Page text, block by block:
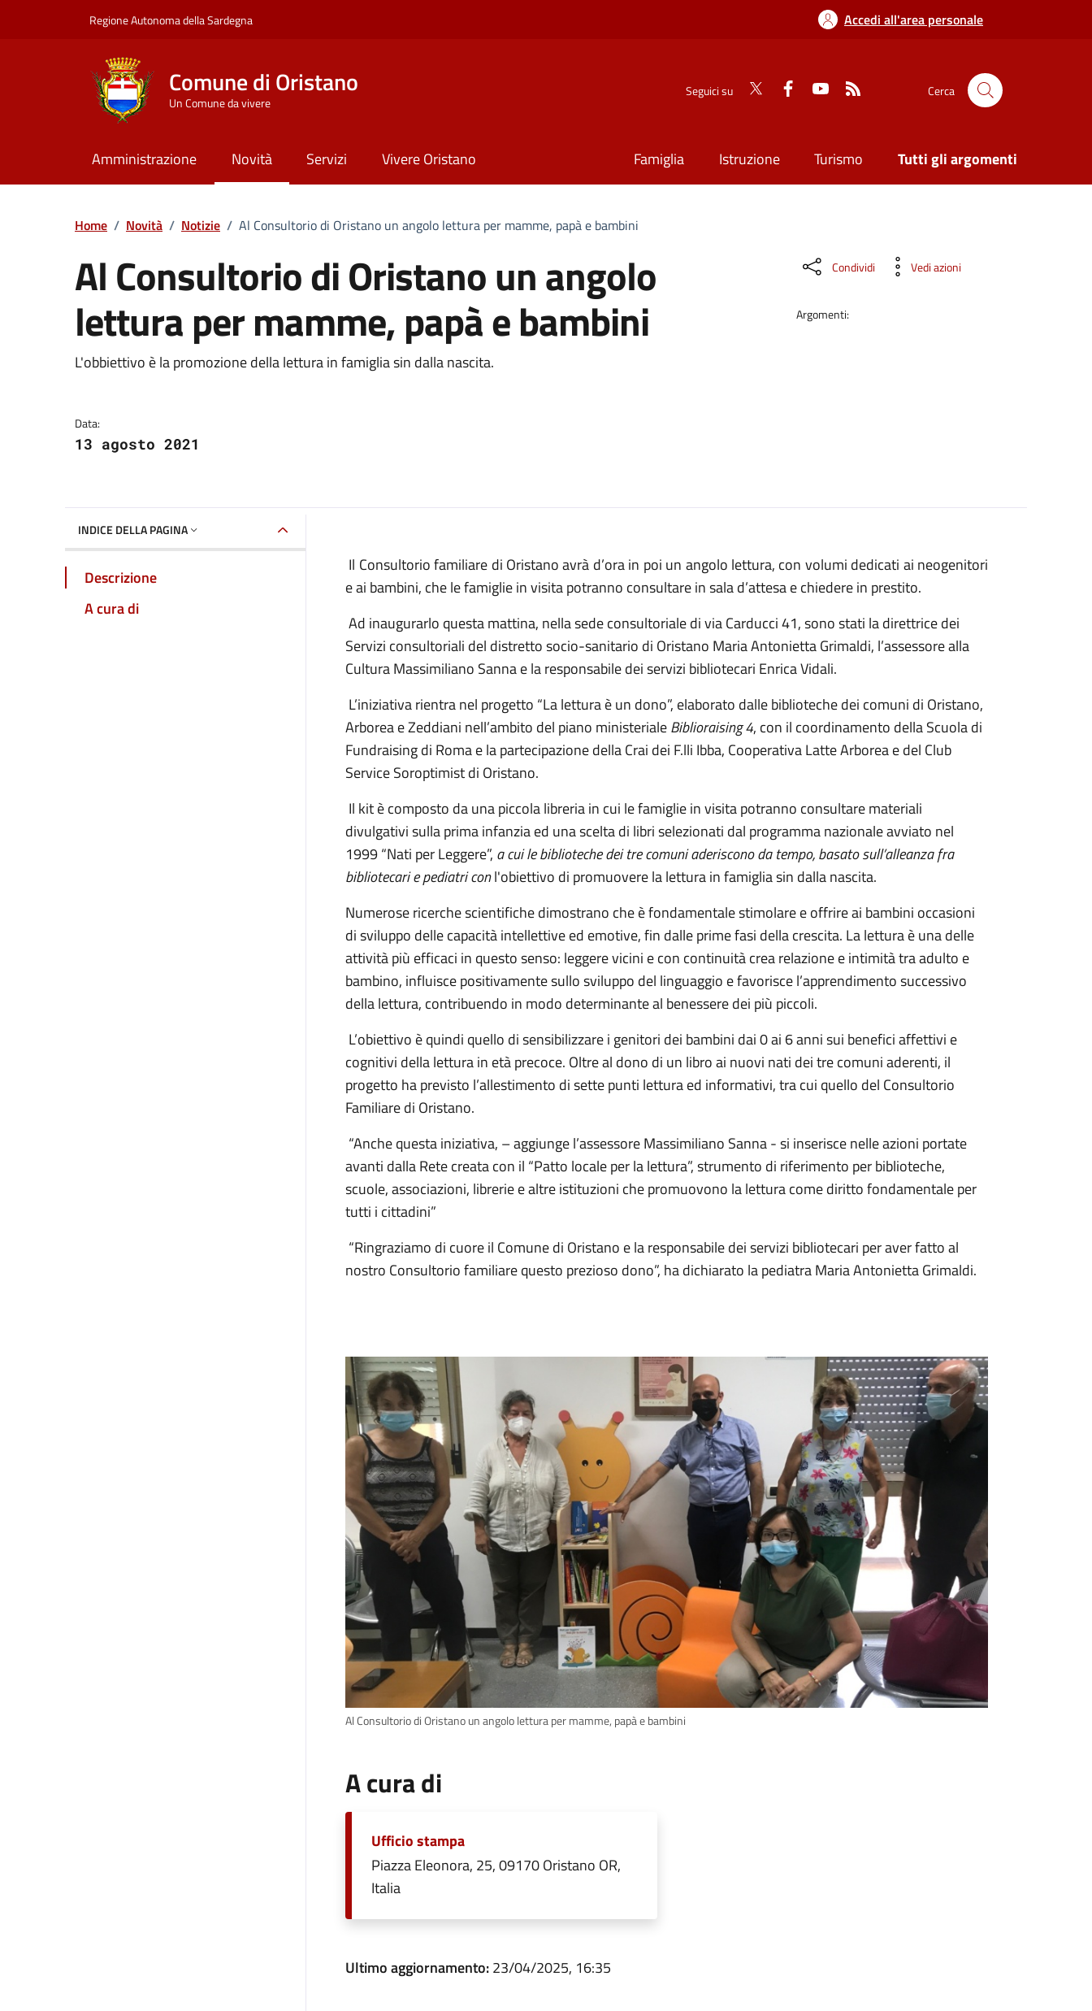
Regione Autonoma della Sardegna Accedi all'area personale
Comune di Oristano
Un Comune da vivere
Seguici su Cerca
Amministrazione Novità Servizi Vivere Oristano Famiglia Istruzione Turismo Tutti gli argomenti
Home / Novità / Notizie / Al Consultorio di Oristano un angolo lettura per mamme, papà e bambini
Al Consultorio di Oristano un angolo
lettura per mamme, papà e bambini
Dettagli della notizia
L'obbiettivo è la promozione della lettura in famiglia sin dalla nascita.
Data:
13 agosto 2021
Condividi Vedi azioni
Argomenti:
INDICE DELLA PAGINA
Descrizione
A cura di
Il Consultorio familiare di Oristano avrà d’ora in poi un angolo lettura, con volumi dedicati ai neogenitori
e ai bambini, che le famiglie in visita potranno consultare in sala d’attesa e chiedere in prestito.
Ad inaugurarlo questa mattina, nella sede consultoriale di via Carducci 41, sono stati la direttrice dei
Servizi consultoriali del distretto socio-sanitario di Oristano Maria Antonietta Grimaldi, l’assessore alla
Cultura Massimiliano Sanna e la responsabile dei servizi bibliotecari Enrica Vidali.
L’iniziativa rientra nel progetto “La lettura è un dono”, elaborato dalle biblioteche dei comuni di Oristano,
Arborea e Zeddiani nell’ambito del piano ministerialeBiblioraising 4, con il coordinamento della Scuola di
Fundraising di Roma e la partecipazione della Crai dei F.lli Ibba, Cooperativa Latte Arborea e del Club
Service Soroptimist di Oristano.
Il kit è composto da una piccola libreria in cui le famiglie in visita potranno consultare materiali
divulgativi sulla prima infanzia ed una scelta di libri selezionati dal programma nazionale avviato nel
1999 “Nati per Leggere”, a cui le biblioteche dei tre comuni aderiscono da tempo, basato sull’alleanza fra
bibliotecari e pediatri conl'obiettivo di promuovere la lettura in famiglia sin dalla nascita.
Numerose ricerche scientifiche dimostrano che è fondamentale stimolare e offrire ai bambini occasioni
di sviluppo delle capacità intellettive ed emotive, fin dalle prime fasi della crescita. La lettura è una delle
attività più efficaci in questo senso: leggere vicini e con continuità crea relazione e intimità tra adulto e
bambino, influisce positivamente sullo sviluppo del linguaggio e favorisce l’apprendimento successivo
della lettura, contribuendo in modo determinante al benessere dei più piccoli.
L’obiettivo è quindi quello di sensibilizzare i genitori dei bambini dai 0 ai 6 anni sui benefici affettivi e
cognitivi della lettura in età precoce. Oltre al dono di un libro ai nuovi nati dei tre comuni aderenti, il
progetto ha previsto l’allestimento di sette punti lettura ed informativi, tra cui quello del Consultorio
Familiare di Oristano.
“Anche questa iniziativa, – aggiunge l’assessore Massimiliano Sanna - si inserisce nelle azioni portate
avanti dalla Rete creata con il “Patto locale per la lettura”, strumento di riferimento per biblioteche,
scuole, associazioni, librerie e altre istituzioni che promuovono la lettura come diritto fondamentale per
tutti i cittadini”
“Ringraziamo di cuore il Comune di Oristano e la responsabile dei servizi bibliotecari per aver fatto al
nostro Consultorio familiare questo prezioso dono”, ha dichiarato la pediatra Maria Antonietta Grimaldi.
Al Consultorio di Oristano un angolo lettura per mamme, papà e bambini
A cura di
Ufficio stampa
Piazza Eleonora, 25, 09170 Oristano OR,
Italia
Ultimo aggiornamento:23/04/2025, 16:35